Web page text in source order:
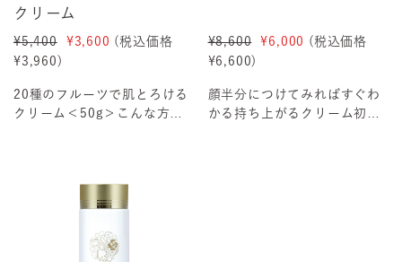
クリーム
¥5,400 ¥3,600 (税込価格
¥3,960 )
20種のフルーツで肌とろける
クリーム＜50g＞こんな方に
¥8,600 ¥6,000 (税込価格
¥6,600)
顔半分につけてみればすぐわ
かる持ち上がるクリーム初め